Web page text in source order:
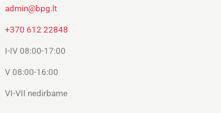
admin@bpg.lt
+370 612 22848
I-IV 08:00-17:00
V 08:00-16:00
VI-VII nedirbame